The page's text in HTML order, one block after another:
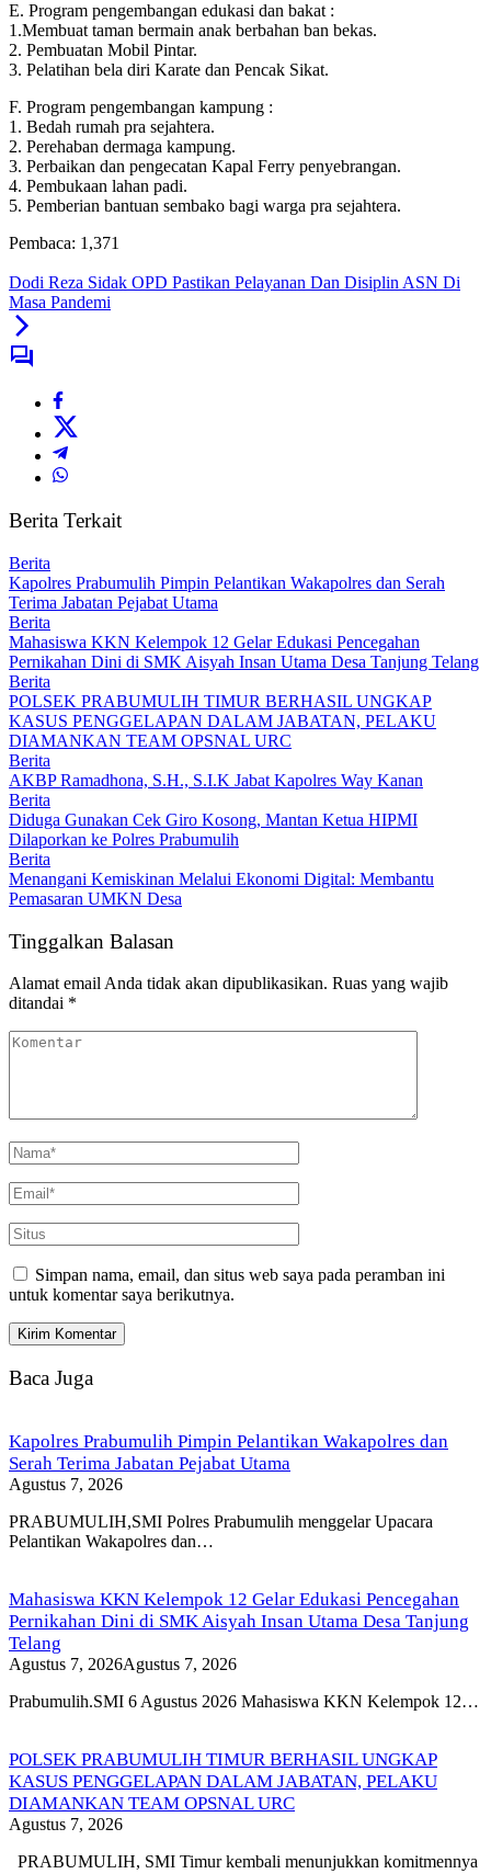
E. Program pengembangan edukasi dan bakat :
1.Membuat taman bermain anak berbahan ban bekas.
2. Pembuatan Mobil Pintar.
3. Pelatihan bela diri Karate dan Pencak Sikat.
F. Program pengembangan kampung :
1. Bedah rumah pra sejahtera.
2. Perehaban dermaga kampung.
3. Perbaikan dan pengecatan Kapal Ferry penyebrangan.
4. Pembukaan lahan padi.
5. Pemberian bantuan sembako bagi warga pra sejahtera.
Pembaca: 1,371
Dodi Reza Sidak OPD Pastikan Pelayanan Dan Disiplin ASN Di
Masa Pandemi
Berita Terkait
Berita
Kapolres Prabumulih Pimpin Pelantikan Wakapolres dan Serah
Terima Jabatan Pejabat Utama
Berita
Mahasiswa KKN Kelempok 12 Gelar Edukasi Pencegahan
Pernikahan Dini di SMK Aisyah Insan Utama Desa Tanjung Telang
Berita
POLSEK PRABUMULIH TIMUR BERHASIL UNGKAP
KASUS PENGGELAPAN DALAM JABATAN, PELAKU
DIAMANKAN TEAM OPSNAL URC
Berita
AKBP Ramadhona, S.H., S.I.K Jabat Kapolres Way Kanan
Berita
Diduga Gunakan Cek Giro Kosong, Mantan Ketua HIPMI
Dilaporkan ke Polres Prabumulih
Berita
Menangani Kemiskinan Melalui Ekonomi Digital: Membantu
Pemasaran UMKN Desa
Tinggalkan Balasan
Alamat email Anda tidak akan dipublikasikan. Ruas yang wajib
ditandai *
Simpan nama, email, dan situs web saya pada peramban ini
untuk komentar saya berikutnya.
Baca Juga
Kapolres Prabumulih Pimpin Pelantikan Wakapolres dan
Serah Terima Jabatan Pejabat Utama
Agustus 7, 2026
PRABUMULIH,SMI Polres Prabumulih menggelar Upacara
Pelantikan Wakapolres dan…
Mahasiswa KKN Kelempok 12 Gelar Edukasi Pencegahan
Pernikahan Dini di SMK Aisyah Insan Utama Desa Tanjung
Telang
Agustus 7, 2026Agustus 7, 2026
Prabumulih.SMI 6 Agustus 2026 Mahasiswa KKN Kelempok 12…
POLSEK PRABUMULIH TIMUR BERHASIL UNGKAP
KASUS PENGGELAPAN DALAM JABATAN, PELAKU
DIAMANKAN TEAM OPSNAL URC
Agustus 7, 2026
PRABUMULIH, SMI Timur kembali menunjukkan komitmennya